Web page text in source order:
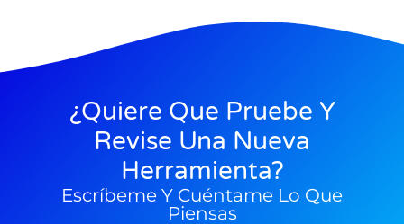
¿Quiere Que Pruebe Y
Revise Una Nueva
Herramienta?
Escríbeme Y Cuéntame Lo Que
Piensas